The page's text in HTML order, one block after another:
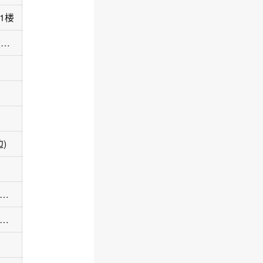
楼
海南省海口市龙华区金贸街道国贸路13号国贸大厦B座主楼102房
)
海口市美兰区新埠大道海南之心和风兰庭东南侧约60米
海南省海口市琼山区合北路与椰博路交叉口南侧排谭村006号